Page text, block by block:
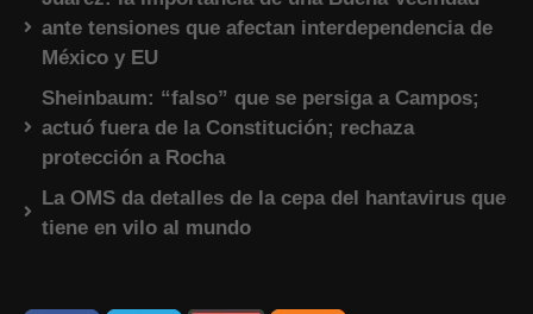
ante tensiones que afectan interdependencia de
México y EU
Sheinbaum: “falso” que se persiga a Campos;
actuó fuera de la Constitución; rechaza
protección a Rocha
La OMS da detalles de la cepa del hantavirus que
tiene en vilo al mundo